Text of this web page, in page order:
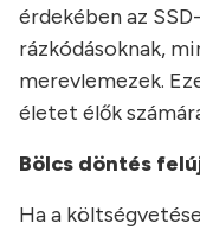
érdekében az
rázkódásoknak,
merevlemezek.
életet élők
Bölcs döntés
Ha a